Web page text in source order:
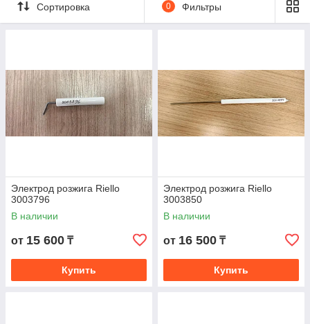
Сортировка 0 Фильтры
Электрод розжига Riello
3003796
В наличии
от 15 600 ₸
Купить
Электрод розжига Riello
3003850
В наличии
от 16 500 ₸
Купить